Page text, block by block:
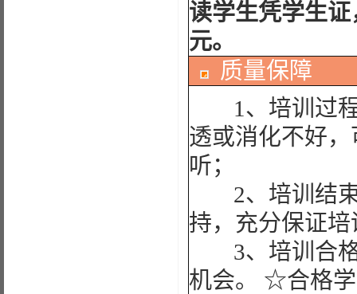
读学生凭学生
元。
质量保障
1、培训过程
透或消化不好
听；
2、培训结束
持，充分保证
3、培训合格
机会。 ☆合格